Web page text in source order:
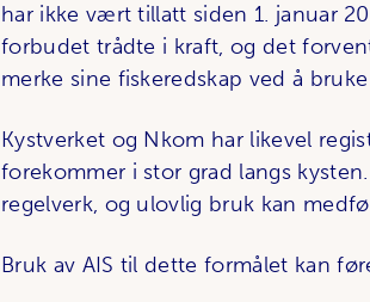
har ikke vært tillatt siden 1. januar
forbudet trådte i kraft, og det
merke sine fiskeredskap ved å
Kystverket og Nkom har likevel
forekommer i stor grad langs
regelverk, og ulovlig bruk kan
Bruk av AIS til dette formålet kan